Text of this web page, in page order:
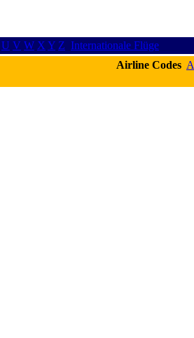
U V W X Y Z Internationale Flüge
Airline Codes A